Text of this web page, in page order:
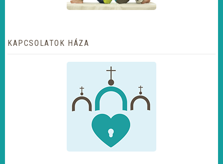
KAPCSOLATOK HÁZA